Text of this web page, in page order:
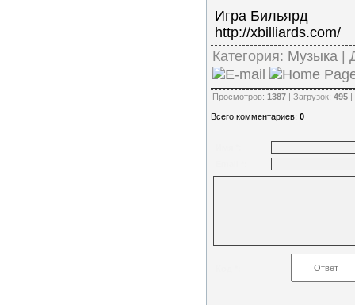
Игра Бильярд
http://xbilliards.com/
Категория: Музыка |
Просмотров: 1387 | Загрузок: 495 |
Всего комментариев: 0